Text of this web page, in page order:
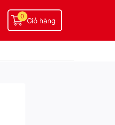
Giỏ hàng
0